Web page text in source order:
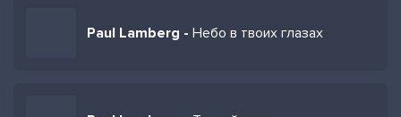
Paul Lamberg - Небо в твоих глазах